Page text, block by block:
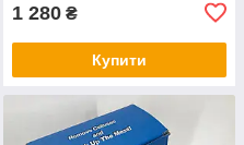
1 280 ₴
Купити